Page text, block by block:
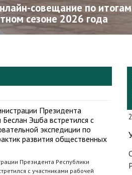
совещание по итогам
сезоне 2026 года
Президента
Беслан Эшба встретился с
экспедиции по
развития общественных
Президента Республики
с участниками рабочей